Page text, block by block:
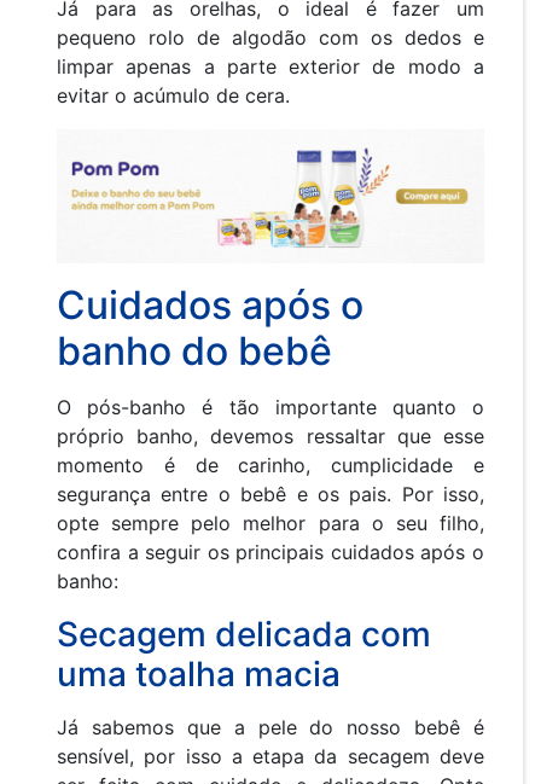
Já para as orelhas, o ideal é fazer um
pequeno rolo de algodão com os dedos e
limpar apenas a parte exterior de modo a
evitar o acúmulo de cera.
Cuidados após o
banho do bebê
O pós-banho é tão importante quanto o
próprio banho, devemos ressaltar que esse
momento é de carinho, cumplicidade e
segurança entre o bebê e os pais. Por isso,
opte sempre pelo melhor para o seu filho,
confira a seguir os principais cuidados após o
banho:
Secagem delicada com
uma toalha macia
Já sabemos que a pele do nosso bebê é
sensível, por isso a etapa da secagem deve